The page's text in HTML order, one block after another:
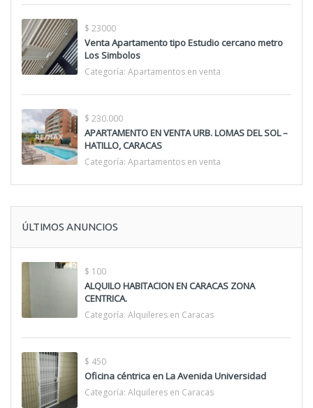
$ 23000
Venta Apartamento tipo Estudio cercano metro
Los Simbolos
Categoría: Apartamentos en venta
$ 230.000
APARTAMENTO EN VENTA URB. LOMAS DEL SOL –
HATILLO, CARACAS
Categoría: Apartamentos en venta
ÚLTIMOS ANUNCIOS
$ 100
ALQUILO HABITACION EN CARACAS ZONA
CENTRICA.
Categoría: Alquileres en Caracas
$ 450
Oficina céntrica en La Avenida Universidad
Categoría: Alquileres en Caracas